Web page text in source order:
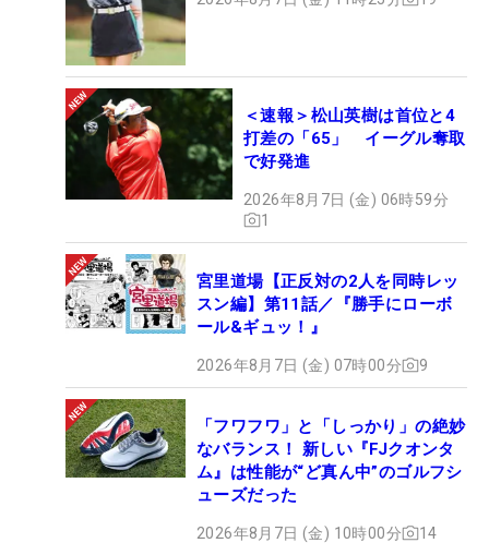
＜速報＞松山英樹は首位と4
打差の「65」 イーグル奪取
で好発進
2026年8月7日 (金) 06時59分
1
宮里道場【正反対の2人を同時レッ
スン編】第11話／『勝手にローボ
ール&ギュッ！』
2026年8月7日 (金) 07時00分 9
「フワフワ」と「しっかり」の絶妙
なバランス！ 新しい『FJクオンタ
ム』は性能が“ど真ん中”のゴルフシ
ューズだった
2026年8月7日 (金) 10時00分 14